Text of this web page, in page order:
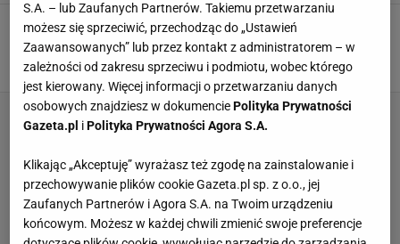
Po niedzielnym rosole zostaje jeden składnik.
Dorzuć kilka dodatków i zrób nowe danie
DANIA OBIADOWE KASZA KURCZAK
S.A. – lub Zaufanych Partnerów. Takiemu przetwarzaniu
możesz się sprzeciwić, przechodząc do „Ustawień
Zaawansowanych” lub przez kontakt z administratorem – w
zależności od zakresu sprzeciwu i podmiotu, wobec którego
jest kierowany. Więcej informacji o przetwarzaniu danych
osobowych znajdziesz w dokumencie Polityka Prywatności
Gazeta.pl i Polityka Prywatności Agora S.A.
Klikając „Akceptuję” wyrażasz też zgodę na zainstalowanie i
przechowywanie plików cookie Gazeta.pl sp. z o.o., jej
Zaufanych Partnerów i Agora S.A. na Twoim urządzeniu
końcowym. Możesz w każdej chwili zmienić swoje preferencje